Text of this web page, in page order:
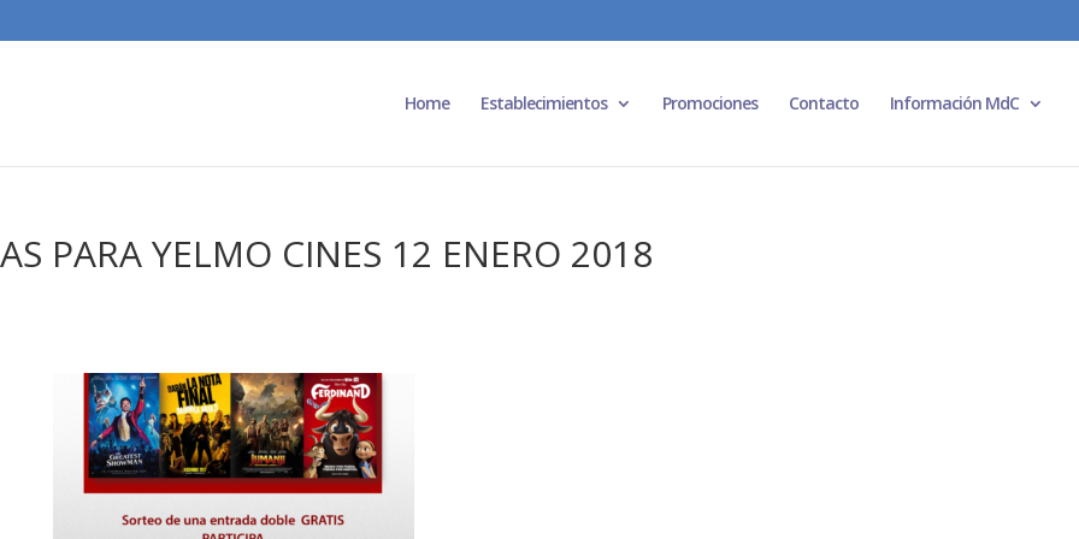
Home Establecimientos Promociones Contacto Información MdC
PARA YELMO CINES 12 ENERO 2018